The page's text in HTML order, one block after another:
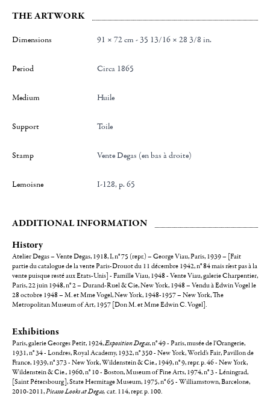
THE ARTWORK
Dimensions 91 × 72 cm - 35 13/16 × 28 3/8 in.
Period Circa 1865
Medium Huile
Support Toile
Stamp Vente Degas (en bas à droite)
Lemoisne I-128, p. 65
ADDITIONAL INFORMATION
History
Atelier Degas – Vente Degas, 1918, I, n° 75 (repr.) – George Viau, Paris, 1939 – [Fait
partie du catalogue de la vente Paris-Drouot du 11 décembre 1942, n° 84 mais n'est pas à la
vente puisque resté aux Etats-Unis] - Famille Viau, 1948 - Vente Viau, galerie Charpentier,
Paris, 22 juin 1948, n° 2 – Durand-Ruel & Cie, New York, 1948 – Vendu à Edwin Vogel le
28 octobre 1948 – M. et Mme Vogel, New York, 1948-1957 – New York, The
Metropolitan Museum of Art, 1957 [Don M. et Mme Edwin C. Vogel].
Exhibitions
Paris, galerie Georges Petit, 1924,Exposition Degas, n° 49 - Paris, musée de l'Orangerie,
1931, n° 34 - Londres, Royal Academy, 1932, n° 350 - New York, World's Fair, Pavillon de
France, 1939, n° 373 - New York, Wildenstein & Cie., 1949, n° 9, repr. p. 46 - New York,
Wildenstein & Cie., 1960, n° 10 - Boston, Museum of Fine Arts, 1974, n° 3 - Léningrad,
[Saint Pétersbourg], State Hermitage Museum, 1975, n° 65 - Williamstown, Barcelone,
2010-2011,Picasso Looks at Degas, cat. 114, repr. p. 100.